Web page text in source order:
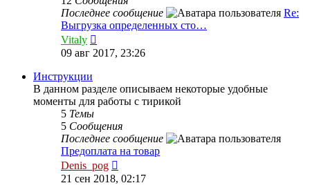
Последнее сообщение
Re:
Выгрузка определенных сто…
Vitaly
к
последнему
09 авг 2017, 23:26
Инструкции
В данном разделе описываем некоторые удобные
моменты для работы с тирикой
5 Темы
5 Сообщения
Последнее сообщение
Предоплата на товар
Denis_pog
к
21 сен 2018, 02:17